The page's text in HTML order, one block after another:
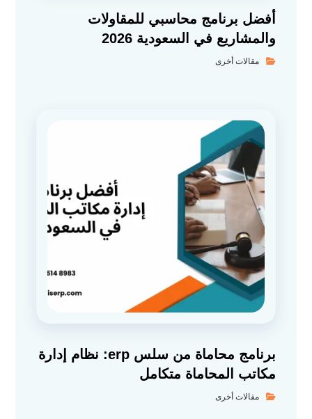
أفضل برنامج محاسبي للمقاولات
والمشاريع في السعودية 2026
مقالات أخرى
برنامج محاماة من سلس erp: نظام إدارة
مكاتب المحاماة متكامل
مقالات أخرى